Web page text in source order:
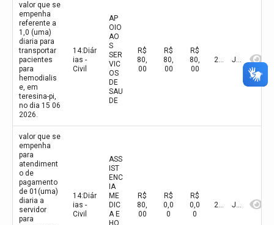
valor que se
empenha
referente a
1,0 (uma)
diaria para
transportar
pacientes
para
hemodialis
e, em
teresina-pi,
no dia 15 06
2026.
14:Diár
ias -
Civil
AP
OIO
AO
S
SER
VIC
OS
DE
SAU
DE
R$
80,
00
R$
80,
00
R$
80,
00
2026 Junho
valor que se
empenha
para
atendiment
o de
pagamento
de 01(uma)
diaria a
servidor
para
14:Diár
ias -
Civil
ASS
IST
ENC
IA
ME
DIC
A E
HO
R$
80,
00
R$
0,0
0
R$
0,0
0
2026 Junho